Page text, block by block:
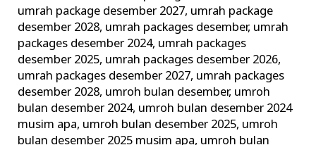
umrah package desember 2027, umrah package
desember 2028, umrah packages desember, umrah
packages desember 2024, umrah packages
desember 2025, umrah packages desember 2026,
umrah packages desember 2027, umrah packages
desember 2028, umroh bulan desember, umroh
bulan desember 2024, umroh bulan desember 2024
musim apa, umroh bulan desember 2025, umroh
bulan desember 2025 musim apa, umroh bulan